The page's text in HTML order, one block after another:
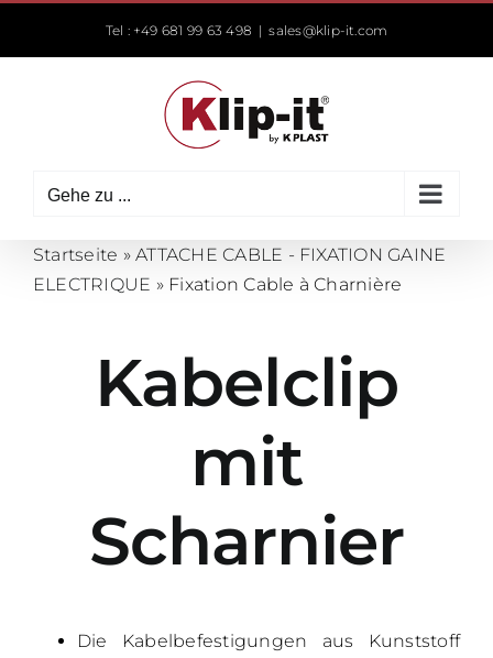
Tel : +49 681 99 63 498 | sales@klip-it.com
Gehe zu ...
Startseite »ATTACHE CABLE - FIXATION GAINE
ELECTRIQUE » Fixation Cable à Charnière
Kabelclip
mit
Scharnier
Die Kabelbefestigungen aus Kunststoff